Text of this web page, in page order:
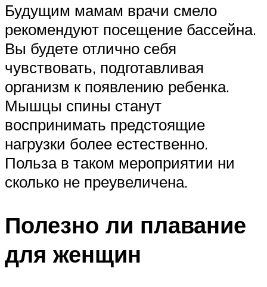
Будущим мамам врачи смело
рекомендуют посещение бассейна.
Вы будете отлично себя
чувствовать, подготавливая
организм к появлению ребенка.
Мышцы спины станут
воспринимать предстоящие
нагрузки более естественно.
Польза в таком мероприятии ни
сколько не преувеличена.
Полезно ли плавание
для женщин